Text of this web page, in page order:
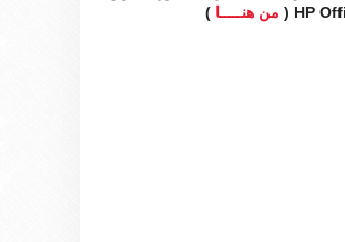
من هنـــــا )